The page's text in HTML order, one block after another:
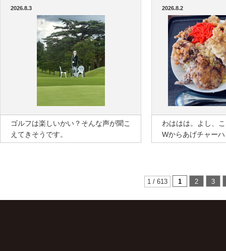
2026.8.3
ゴルフは楽しいかい？そんな声が聞こ
えてきそうです。
2026.8.2
わははは。よし、
Wからあげチャー
1 / 613 1 2 3